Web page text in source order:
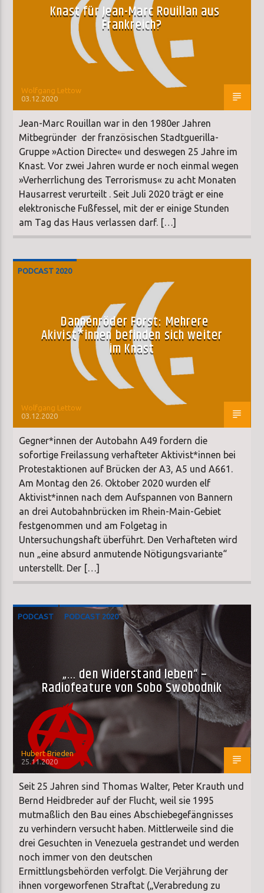
Knast für Jean-Marc Rouillan aus
Frankreich?
Wolfgang Lettow
03.12.2020
Jean-Marc Rouillan war in den 1980er Jahren
Mitbegründer der französischen Stadtguerilla-
Gruppe »Action Directe« und deswegen 25 Jahre im
Knast. Vor zwei Jahren wurde er noch einmal wegen
»Verherrlichung des Terrorismus« zu acht Monaten
Hausarrest verurteilt . Seit Juli 2020 trägt er eine
elektronische Fußfessel, mit der er einige Stunden
am Tag das Haus verlassen darf. […]
PODCAST 2020
Dannenröder Forst: Mehrere
Akivist*innen befinden sich weiter
im Knast
Wolfgang Lettow
03.12.2020
Gegner*innen der Autobahn A49 fordern die
sofortige Freilassung verhafteter Aktivist*innen bei
Protestaktionen auf Brücken der A3, A5 und A661.
Am Montag den 26. Oktober 2020 wurden elf
Aktivist*innen nach dem Aufspannen von Bannern
an drei Autobahnbrücken im Rhein-Main-Gebiet
festgenommen und am Folgetag in
Untersuchungshaft überführt. Den Verhafteten wird
nun „eine absurd anmutende Nötigungsvariante“
unterstellt. Der […]
PODCAST PODCAST 2020
„… den Widerstand leben“ –
Radiofeature von Sobo Swobodnik
Hubert Brieden
25.11.2020
Seit 25 Jahren sind Thomas Walter, Peter Krauth und
Bernd Heidbreder auf der Flucht, weil sie 1995
mutmaßlich den Bau eines Abschiebegefängnisses
zu verhindern versucht haben. Mittlerweile sind die
drei Gesuchten in Venezuela gestrandet und werden
noch immer von den deutschen
Ermittlungsbehörden verfolgt. Die Verjährung der
ihnen vorgeworfenen Straftat („Verabredung zu